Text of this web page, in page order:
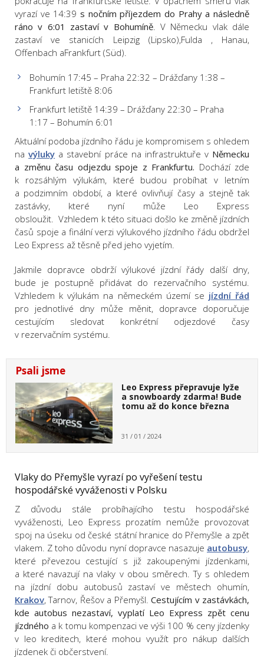
vyrazí ve 14:39 s nočním příjezdem do Prahy a následně
ráno v 6:01 zastaví v Bohumíně. V Německu vlak dále
zastaví ve stanicích Leipzig (Lipsko),Fulda , Hanau,
Offenbach aFrankfurt (Süd).
Bohumín 17:45 – Praha 22:32 – Drážďany 1:38 –
Frankfurt letiště 8:06
Frankfurt letiště 14:39 – Drážďany 22:30 – Praha
1:17 – Bohumín 6:01
Aktuální podoba jízdního řádu je kompromisem s ohledem
navýluky a stavební práce na infrastruktuře v Německu
a změnu času odjezdu spoje z Frankfurtu. Dochází zde
k rozsáhlým výlukám, které budou probíhat v letním
a podzimním období, a které ovlivňují časy a stejně tak
zastávky, které nyní může Leo Express
obsloužit. Vzhledem k této situaci došlo ke změně jízdních
časů spoje a finální verzi výlukového jízdního řádu obdržel
Leo Express až těsně před jeho vyjetím.
Jakmile dopravce obdrží výlukové jízdní řády další dny,
bude je postupně přidávat do rezervačního systému.
Vzhledem k výlukám na německém území se jízdní řád
pro jednotlivé dny může měnit, dopravce doporučuje
cestujícím sledovat konkrétní odjezdové časy
v rezervačním systému.
Psali jsme
Leo Express přepravuje lyže
a snowboardy zdarma! Bude
tomu až do konce března
31 / 01 / 2024
Vlaky do Přemyšle vyrazí po vyřešení testu
hospodářské vyváženosti v Polsku
Z důvodu stále probíhajícího testu hospodářské
vyváženosti, Leo Express prozatím nemůže provozovat
spoj na úseku od české státní hranice do Přemyšle a zpět
vlakem. Z toho důvodu nyní dopravce nasazuje autobusy,
které převezou cestující s již zakoupenými jízdenkami,
a které navazují na vlaky v obou směrech. Ty s ohledem
na jízdní dobu autobusů zastaví ve městech ohumín,
Krakov, Tarnov, Řešov a Přemyšl.Cestujícím v zastávkách,
kde autobus nezastaví, vyplatí Leo Express zpět cenu
jízdného a k tomu kompenzaci ve výši 100 % ceny jízdenky
v leo kreditech, které mohou využít pro nákup dalších
jízdenek či občerstvení.